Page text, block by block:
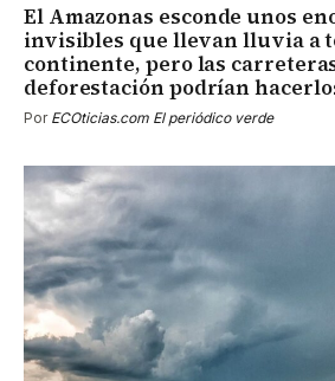
El Amazonas esconde unos
invisibles que llevan lluvia a
continente, pero las
deforestación podrían
Por ECOticias.com El periódico verde